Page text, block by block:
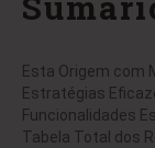
Esta Origem com
Estratégias
Funcionalidades
Tabela Total dos